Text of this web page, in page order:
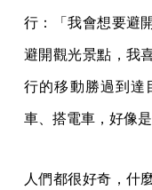
行：「我會想要避
避開觀光景點，我
行的移動勝過到達
車、搭電車，好像
人們都很好奇，什